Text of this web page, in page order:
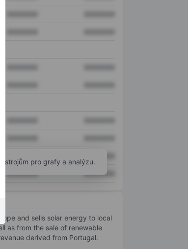
XXXXXXX XXXXXXX
pro grafy a analýzu.
and sells solar energy to local
as from the sale of renewable
derived from Portugal.